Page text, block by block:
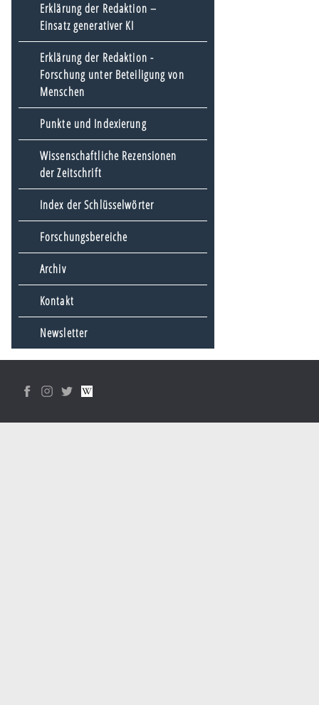
Erklärung der Redaktion –
Einsatz generativer KI
Erklärung der Redaktion -
Forschung unter Beteiligung von
Menschen
Punkte und Indexierung
Wissenschaftliche Rezensionen
der Zeitschrift
Index der Schlüsselwörter
Forschungsbereiche
Archiv
Kontakt
Newsletter